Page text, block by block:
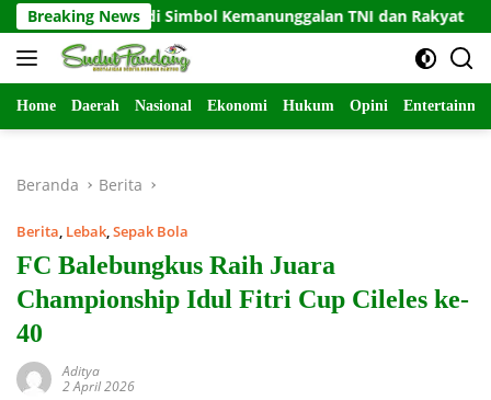
Langsung
ke
konten
Breaking News
Simbol Kemanunggalan TNI dan Rakyat Warga
Home Daerah Nasional Ekonomi Hukum Opini
Beranda Berita
Berita, Lebak,Sepak Bola
FC Balebungkus Raih Juara
Championship Idul Fitri Cup Cileles ke-
40
Aditya
2 April 2026